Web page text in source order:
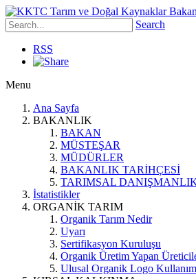
Search
RSS
Menu
Ana Sayfa
BAKANLIK
BAKAN
MÜSTEŞAR
MÜDÜRLER
BAKANLIK TARİHÇESİ
TARIMSAL
İstatistikler
ORGANİK TARIM
Organik Tarım Nedir
Uyarı
Sertifikasyon Kuruluşu
Organik Üretim Yapan
Ulusal Organik Logo